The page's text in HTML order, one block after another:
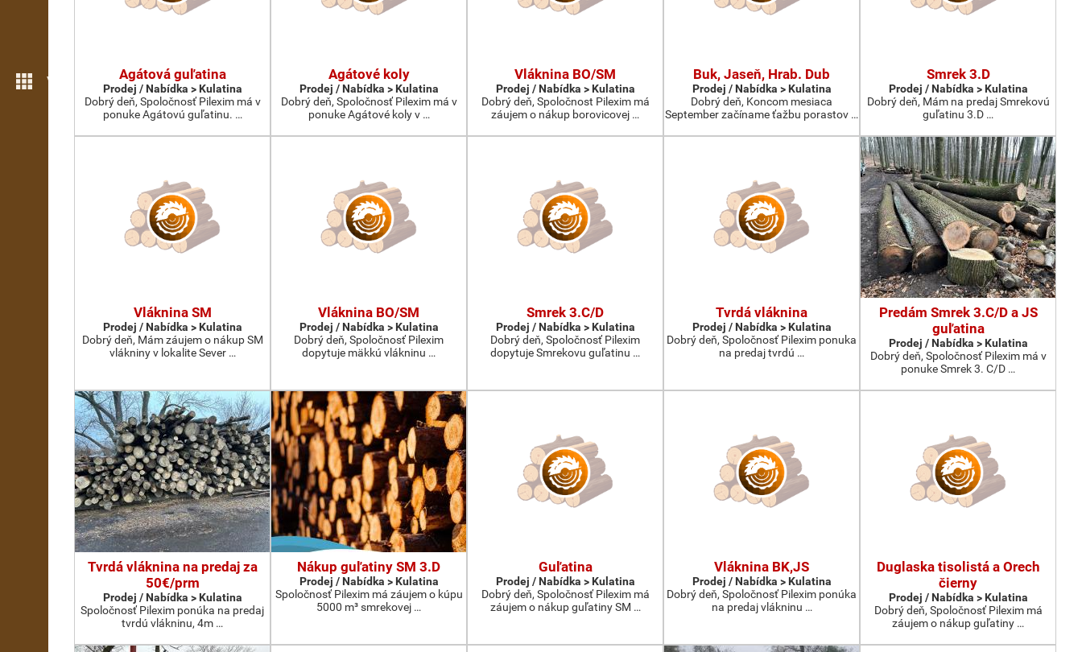
Více možnostíAgátová guľatina
Prodej / Nabídka > Kulatina
Dobrý deň, Spoločnosť Pilexim má v
ponuke Agátovú guľatinu. …
Agátové koly
Prodej / Nabídka > Kulatina
Dobrý deň, Spoločnosť Pilexim má v
ponuke Agátové koly v …
Vláknina BO/SM
Prodej / Nabídka > Kulatina
Dobrý deň, Spoločnost Pilexim má
záujem o nákup borovicovej …
Buk, Jaseň, Hrab. Dub
Prodej / Nabídka > Kulatina
Dobrý deň, Koncom mesiaca
September začíname ťažbu porastov …
Smrek 3.D
Prodej / Nabídka > Kulatina
Dobrý deň, Mám na predaj Smrekovú
guľatinu 3.D …
Vláknina SM
Prodej / Nabídka > Kulatina
Dobrý deň, Mám záujem o nákup SM
vlákniny v lokalite Sever …
Vláknina BO/SM
Prodej / Nabídka > Kulatina
Dobrý deň, Spoločnosť Pilexim
dopytuje mäkkú vlákninu …
Smrek 3.C/D
Prodej / Nabídka > Kulatina
Dobrý deň, Spoločnosť Pilexim
dopytuje Smrekovu guľatinu …
Tvrdá vláknina
Prodej / Nabídka > Kulatina
Dobrý deň, Spoločnosť Pilexim ponuka
na predaj tvrdú …
Predám Smrek 3.C/D a JS
guľatina
Prodej / Nabídka > Kulatina
Dobrý deň, Spoločnosť Pilexim má v
ponuke Smrek 3. C/D …
Tvrdá vláknina na predaj za
50€/prm
Prodej / Nabídka > Kulatina
Spoločnosť Pilexim ponúka na predaj
tvrdú vlákninu, 4m …
Nákup guľatiny SM 3.D
Prodej / Nabídka > Kulatina
Spoločnosť Pilexim má záujem o kúpu
5000 m³ smrekovej …
Guľatina
Prodej / Nabídka > Kulatina
Dobrý deň, Spoločnosť Pilexim má
záujem o nákup guľatiny SM …
Vláknina BK,JS
Prodej / Nabídka > Kulatina
Dobrý deň, Spoločnosť Pilexim ponúka
na predaj vlákninu …
Duglaska tisolistá a Orech
čierny
Prodej / Nabídka > Kulatina
Dobrý deň, Spoločnosť Pilexim má
záujem o nákup guľatiny …